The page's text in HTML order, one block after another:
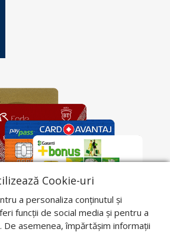
Cookie-uri
a personaliza conținutul și
funcții de social media și pentru a
De asemenea, împărtășim informații